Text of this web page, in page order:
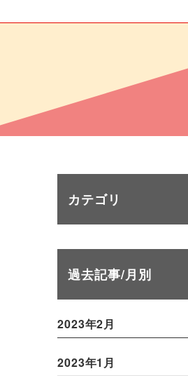
カテゴリ
過去記事/月別
2023年2月
2023年1月